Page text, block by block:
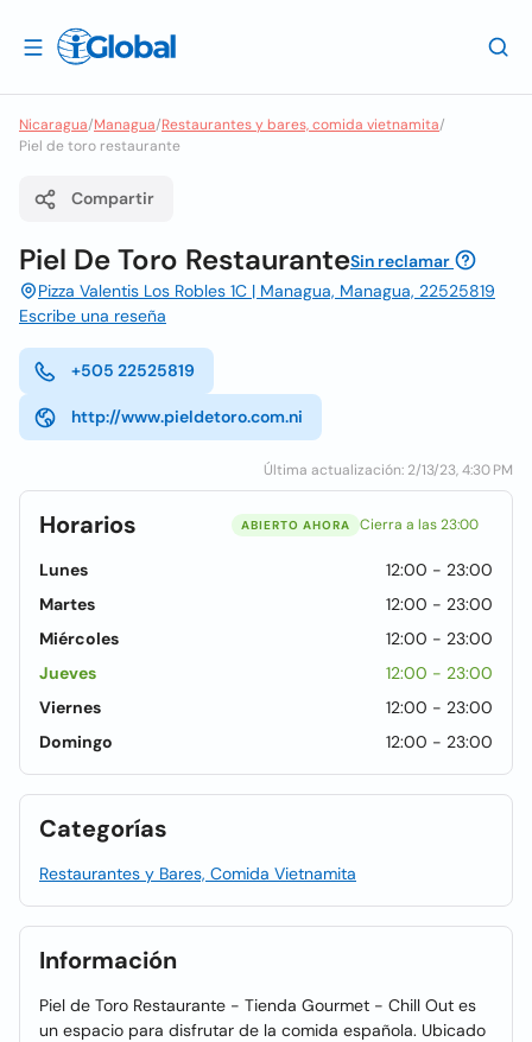
Nicaragua/Managua/Restaurantes y bares, comida vietnamita/
Piel de toro restaurante
Compartir
Piel De Toro RestauranteSin reclamar
Pizza Valentis Los Robles 1C | Managua, Managua, 22525819
Escribe una reseña
+505 22525819
http://www.pieldetoro.com.ni
Última actualización: 2/13/23, 4:30 PM
Horarios ABIERTO AHORA Cierra a las 23:00
Lunes
12:00 - 23:00
Martes
12:00 - 23:00
Miércoles
12:00 - 23:00
Jueves
12:00 - 23:00
Viernes
12:00 - 23:00
Domingo
12:00 - 23:00
Categorías
Restaurantes y Bares, Comida Vietnamita
Información
Piel de Toro Restaurante - Tienda Gourmet - Chill Out es
un espacio para disfrutar de la comida española. Ubicado